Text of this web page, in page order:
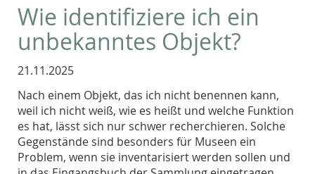
Wie identifiziere ich ein
unbekanntes Objekt?
21.11.2025
Nach einem Objekt, das ich nicht benennen kann,
weil ich nicht weiß, wie es heißt und welche Funktion
es hat, lässt sich nur schwer recherchieren. Solche
Gegenstände sind besonders für Museen ein
Problem, wenn sie inventarisiert werden sollen und